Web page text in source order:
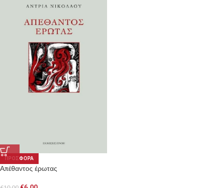
ΠΡΟΣΦΟΡΑ
Απέθαντος έρωτας